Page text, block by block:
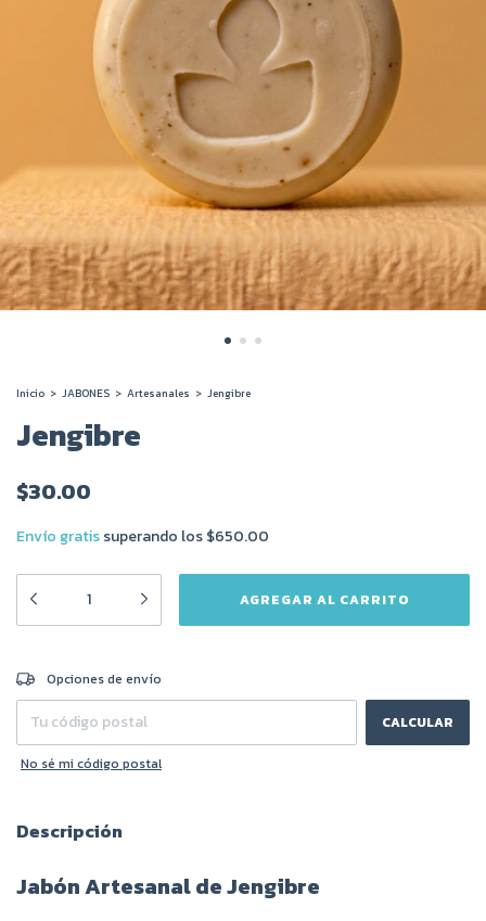
Inicio > JABONES > Artesanales > Jengibre
Jengibre
$30.00
Envío gratissuperando los$650.00
Entregas para el CP:
Opciones de envío
CALCULAR
No sé mi código postal
Descripción
Jabón Artesanal de Jengibre